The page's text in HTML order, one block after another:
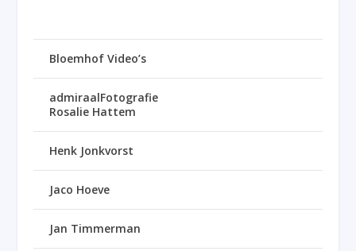
Bloemhof Video’s
admiraalFotografie
Rosalie Hattem
Henk Jonkvorst
Jaco Hoeve
Jan Timmerman